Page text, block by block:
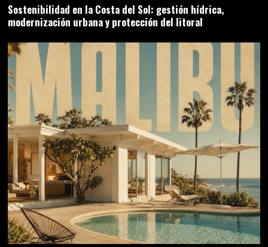
Sostenibilidad en la Costa del Sol: gestión hídrica,
modernización urbana y protección del litoral